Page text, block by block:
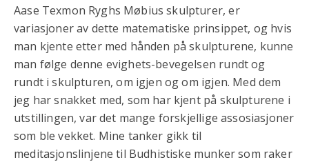
Aase Texmon Ryghs Møbius skulpturer, er
variasjoner av dette matematiske prinsippet, og hvis
man kjente etter med hånden på skulpturene, kunne
man følge denne evighets-bevegelsen rundt og
rundt i skulpturen, om igjen og om igjen. Med dem
jeg har snakket med, som har kjent på skulpturene i
utstillingen, var det mange forskjellige assosiasjoner
som ble vekket. Mine tanker gikk til
meditasjonslinjene til Budhistiske munker som raker